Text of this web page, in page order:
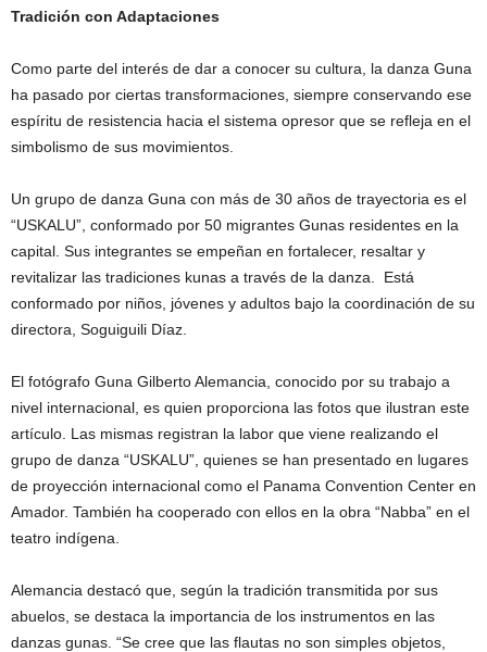
Tradición con Adaptaciones
Como parte del interés de dar a conocer su cultura, la danza Guna
ha pasado por ciertas transformaciones, siempre conservando ese
espíritu de resistencia hacia el sistema opresor que se refleja en el
simbolismo de sus movimientos.
Un grupo de danza Guna con más de 30 años de trayectoria es el
“USKALU”, conformado por 50 migrantes Gunas residentes en la
capital. Sus integrantes se empeñan en fortalecer, resaltar y
revitalizar las tradiciones kunas a través de la danza. Está
conformado por niños, jóvenes y adultos bajo la coordinación de su
directora, Soguiguili Díaz.
El fotógrafo Guna Gilberto Alemancia, conocido por su trabajo a
nivel internacional, es quien proporciona las fotos que ilustran este
artículo. Las mismas registran la labor que viene realizando el
grupo de danza “USKALU”, quienes se han presentado en lugares
de proyección internacional como el Panama Convention Center en
Amador. También ha cooperado con ellos en la obra “Nabba” en el
teatro indígena.
Alemancia destacó que, según la tradición transmitida por sus
abuelos, se destaca la importancia de los instrumentos en las
danzas gunas. “Se cree que las flautas no son simples objetos,